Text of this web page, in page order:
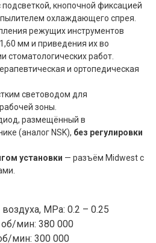
подсветкой, кнопочной фиксацией
охлаждающего спрея.
режущих инструментов
мм и приведения их во
стоматологических работ.
и ортопедическая
световодом для
зоны.
размещённый в
(аналог NSK), без регулировки
установки — разъём Midwest с
MРа: 0.2 – 0.25
об/мин: 380 000
мин: 300 000